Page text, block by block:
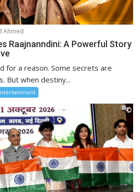
Ahmed
Raajnanndini: A Powerful Story
for a reason. Some secrets are
But when destiny...